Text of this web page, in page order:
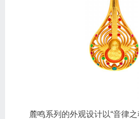
麓鸣系列的外观设计以“音律